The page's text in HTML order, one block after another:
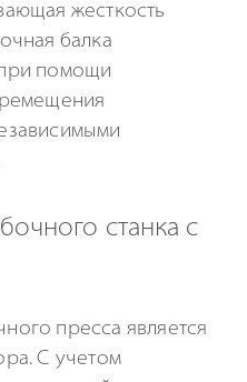
жесткость
балка
помощи
станка с
пресса является
С учетом